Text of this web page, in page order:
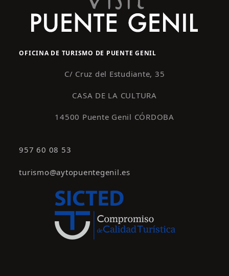
OFICINA DE TURISMO DE PUENTE GENIL
C/ Cruz del Estudiante, 35
CASA DE LA CULTURA
14500 Puente Genil CÓRDOBA
957 60 08 53
turismo@aytopuentegenil.es